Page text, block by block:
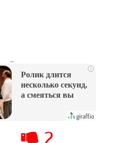
i
Ролик длится
несколько секунд,
а смеяться вы